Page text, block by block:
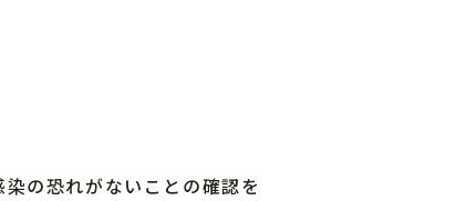
の恐れがないことの確認を